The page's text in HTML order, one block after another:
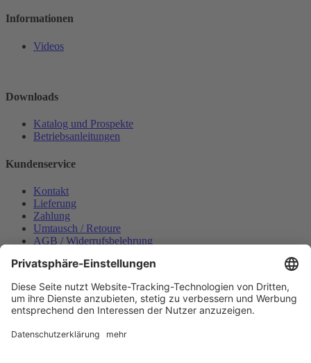
Informationen
Videos
Downloads
Katalog und Prospekte
Betriebsanleitungen
Kundenservice
Kontakt
Lieferung
Zahlung
Umtausch / Retoure
AGB / Widerrufsbelehrung
Datenschutzerklärung
Bestellung widerrufen
Mein konto